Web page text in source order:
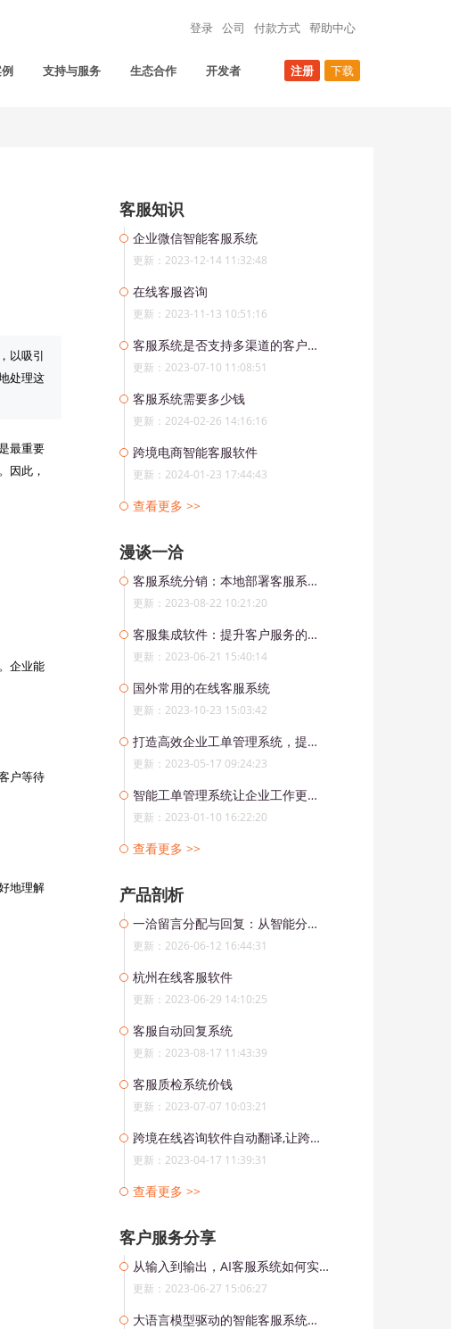
登录 公司 付款方式 帮助中心
支持与服务 生态合作 开发者 注册 下载
以吸引
处理这
最重要
因此，
企业能
户等待
地理解
客服知识
企业微信智能客服系统
更新：2023-12-14 11:32:48
在线客服咨询
更新：2023-11-13 10:51:16
客服系统是否支持多渠道的客户沟通？
更新：2023-07-10 11:08:51
客服系统需要多少钱
更新：2024-02-26 14:16:16
跨境电商智能客服软件
更新：2024-01-23 17:44:43
查看更多 >>
漫谈一洽
客服系统分销：本地部署客服系统合作企业多业务发展
更新：2023-08-22 10:21:20
客服集成软件：提升客户服务的新选择
更新：2023-06-21 15:40:14
国外常用的在线客服系统
更新：2023-10-23 15:03:42
打造高效企业工单管理系统，提升工作效率
更新：2023-05-17 09:24:23
智能工单管理系统让企业工作更高效
更新：2023-01-10 16:22:20
查看更多 >>
产品剖析
一洽留言分配与回复：从智能分发到高效处理，打造留言服务闭环
更新：2026-06-12 16:44:31
杭州在线客服软件
更新：2023-06-29 14:10:25
客服自动回复系统
更新：2023-08-17 11:43:39
客服质检系统价钱
更新：2023-07-07 10:03:21
跨境在线咨询软件自动翻译,让跨国交流更高效
更新：2023-04-17 11:39:31
查看更多 >>
客户服务分享
从输入到输出，AI客服系统如何实现全流程自动化处理
更新：2023-06-27 15:06:27
大语言模型驱动的智能客服系统：ChatGPT的应用与优势